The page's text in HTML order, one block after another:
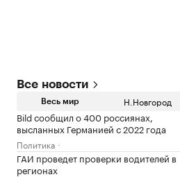
Все новости
Весь мир Н.Новгород
Bild сообщил о 400 россиянах,
высланных Германией с 2022 года
Политика
ГАИ проведет проверки водителей в
регионах